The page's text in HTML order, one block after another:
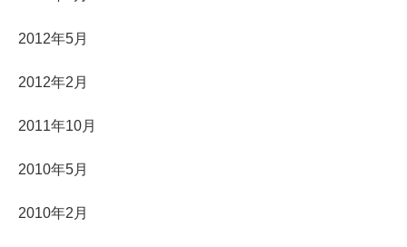
2012年5月
2012年2月
2011年10月
2010年5月
2010年2月